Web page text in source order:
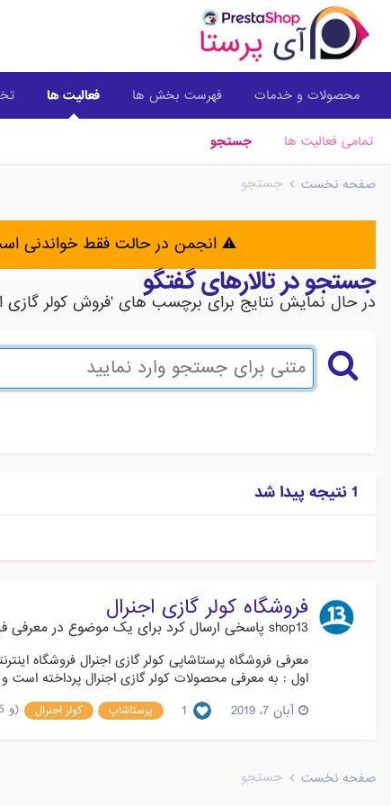
محصولات و خدمات فهرست بخش ها فعالیت ها
تمامی فعالیت ها جستجو
صفحه نخست جستجو
⚠️ انجمن در حالت فقط خواندنی
جستجو در تالارهای گفتگو
در حال نمایش نتایج برای برچسب های 'فروش کولر گازی
1 نتیجه پیدا شد
فروشگاه کولر گازی اجنرال
shop13 پاسخی ارسال کرد برای یک موضوع در معرفی
اول : به معرفی محصولات کولر گازی اجنرال پرداخته است
آبان 7، 2019
1 پرستاشاپ کولر اجنرال (و 5 مورد دیگر)
صفحه نخست جستجو